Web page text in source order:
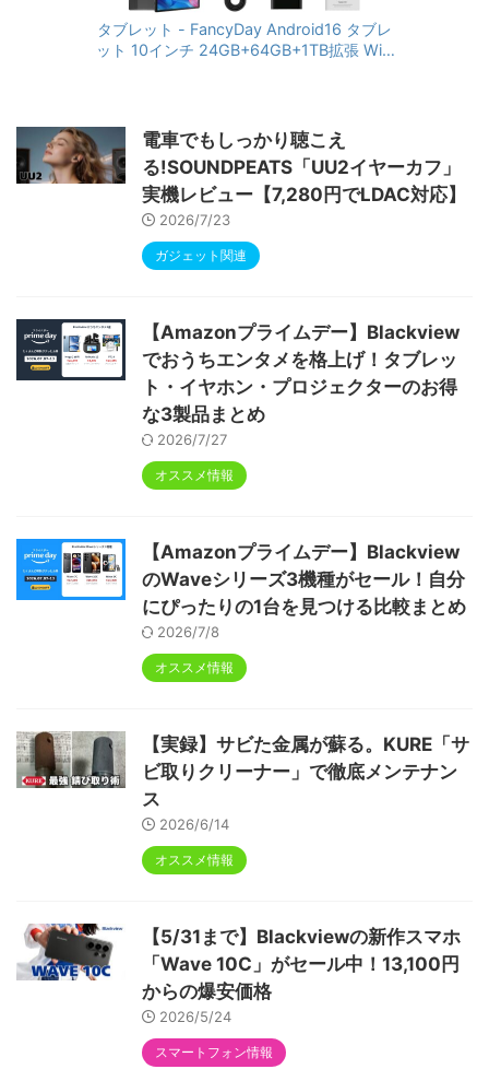
タブレット - FancyDay Android16 タブレ
ット 10インチ 24GB+64GB+1TB拡張 WiFi
RGBライト 児童守護 IPS画面 日本語説明書
電車でもしっかり聴こえ
る!SOUNDPEATS「UU2イヤーカフ」
実機レビュー【7,280円でLDAC対応】
2026/7/23
ガジェット関連
【Amazonプライムデー】Blackview
でおうちエンタメを格上げ！タブレッ
ト・イヤホン・プロジェクターのお得
な3製品まとめ
2026/7/27
オススメ情報
【Amazonプライムデー】Blackview
のWaveシリーズ3機種がセール！自分
にぴったりの1台を見つける比較まとめ
2026/7/8
オススメ情報
【実録】サビた金属が蘇る。KURE「サ
ビ取りクリーナー」で徹底メンテナン
ス
2026/6/14
オススメ情報
【5/31まで】Blackviewの新作スマホ
「Wave 10C」がセール中！13,100円
からの爆安価格
2026/5/24
スマートフォン情報